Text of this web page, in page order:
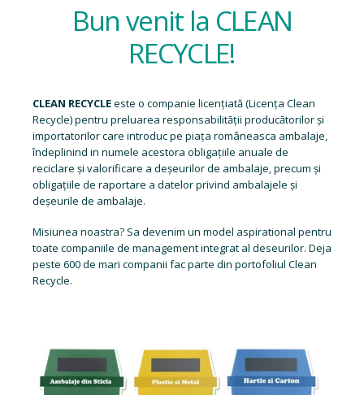
Bun venit la CLEAN
RECYCLE!
CLEAN RECYCLEeste o companie licențiată (Licența Clean
Recycle) pentru preluarea responsabilității producătorilor și
importatorilor care introduc pe piața româneasca ambalaje,
îndeplinind in numele acestora obligațiile anuale de
reciclare și valorificare a deșeurilor de ambalaje, precum și
obligațiile de raportare a datelor privind ambalajele și
deșeurile de ambalaje.
Misiunea noastra? Sa devenim un model aspirational pentru
toate companiile de management integrat al deseurilor. Deja
peste 600 de mari companii fac parte din portofoliul Clean
Recycle.